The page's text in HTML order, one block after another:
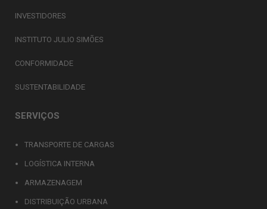
INVESTIDORES
INSTITUTO JULIO SIMÕES
CONFORMIDADE
SUSTENTABILIDADE
SERVIÇOS
TRANSPORTE DE CARGAS
LOGÍSTICA INTERNA
ARMAZENAGEM
DISTRIBUIÇÃO URBANA